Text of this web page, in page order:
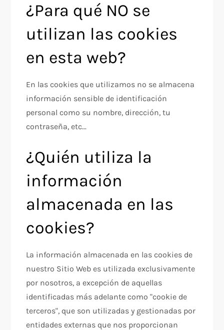
¿Para qué NO se
utilizan las cookies
en esta web?
En las cookies que utilizamos no se almacena
información sensible de identificación
personal como su nombre, dirección, tu
contraseña, etc...
¿Quién utiliza la
información
almacenada en las
cookies?
La información almacenada en las cookies de
nuestro Sitio Web es utilizada exclusivamente
por nosotros, a excepción de aquellas
identificadas más adelante como "cookie de
terceros", que son utilizadas y gestionadas por
entidades externas que nos proporcionan